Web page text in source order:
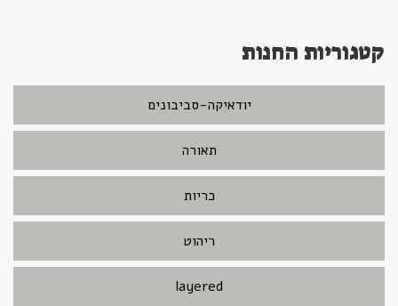
קטגוריות החנות
יודאיקה-סביבונים
תאורה
כריות
ריהוט
layered